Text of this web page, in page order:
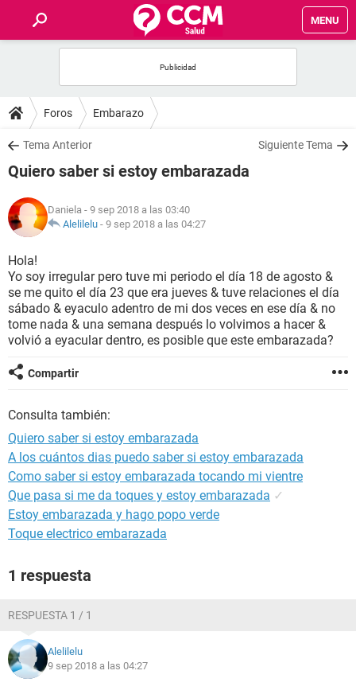
MENU
FOROS
SALUD
FAMILIA
NUTRICIÓN
BIENESTAR
SEXUALIDAD
GLOSARIO
Foros Embarazo
Tema Anterior Siguiente Tema
Quiero saber si estoy embarazada
Daniela - 9 sep 2018 a las 03:40
Alelilelu - 9 sep 2018 a las 04:27
Hola!
Yo soy irregular pero tuve mi periodo el día 18 de agosto &
se me quito el día 23 que era jueves & tuve relaciones el día
sábado & eyaculo adentro de mi dos veces en ese día & no
tome nada & una semana después lo volvimos a hacer &
volvió a eyacular dentro, es posible que este embarazada?
Compartir
Consulta también:
Quiero saber si estoy embarazada
A los cuántos dias puedo saber si estoy embarazada
Como saber si estoy embarazada tocando mi vientre
Que pasa si me da toques y estoy embarazada ✓
Estoy embarazada y hago popo verde
Toque electrico embarazada
1 respuesta
RESPUESTA 1 / 1
Alelilelu
9 sep 2018 a las 04:27